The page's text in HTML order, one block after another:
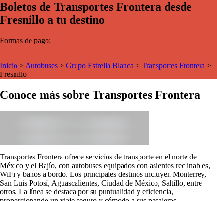
Boletos de Transportes Frontera desde
Fresnillo a tu destino
Formas de pago:
Inicio > Autobuses > Grupo Estrella Blanca > Transportes Frontera >
Fresnillo
Conoce más sobre Transportes Frontera
Transportes Frontera ofrece servicios de transporte en el norte de
México y el Bajío, con autobuses equipados con asientos reclinables,
WiFi y baños a bordo. Los principales destinos incluyen Monterrey,
San Luis Potosí, Aguascalientes, Ciudad de México, Saltillo, entre
otros. La línea se destaca por su puntualidad y eficiencia,